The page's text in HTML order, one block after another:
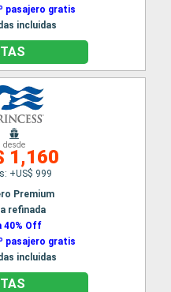
pasajero gratis
incluidas
desde
1,160
+US$ 999
Premium
refinada
40% Off
pasajero gratis
incluidas